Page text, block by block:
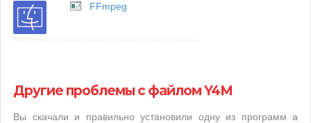
FFmpeg
Другие проблемы с файлом Y4M
Вы скачали и правильно установили одну из программ а